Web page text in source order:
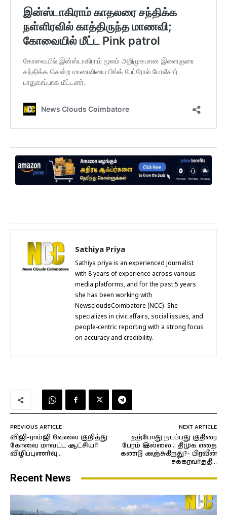
Sathiya Priya
Sathiya priya is an experienced journalist
with 8 years of experience across various
media platforms, and for the past 5 years
she has been working with
NewscloudsCoimbatore (NCC). She
specializes in civic affairs, social issues, and
people-centric reporting with a strong focus
on accuracy and credibility.
PREVIOUS ARTICLE
விஜி-ராம்ஜி வேலை குறித்து
கோவை மாவட்ட ஆட்சியர்
விழிப்புணர்வு…
NEXT ARTICLE
தற்போது நடப்பது குதிரை
பேரம் இல்லை… திமுக எதை
கண்டு அஞ்சுகிறது?- பிரவீன்
சக்கரவர்த்தி…
Recent News